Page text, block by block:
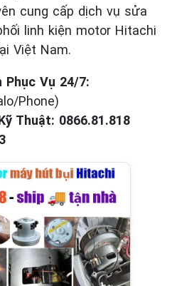
cung cấp dịch vụ sửa
linh kiện motor Hitachi
Việt Nam.
Phục Vụ 24/7:
Phone)
Thuật: 0866.81.818